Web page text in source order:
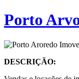
Porto
DESCRIÇÃO: